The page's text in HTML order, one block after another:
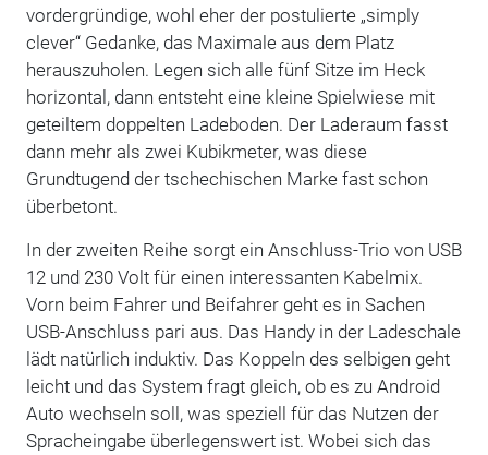
vordergründige, wohl eher der postulierte „simply
clever“ Gedanke, das Maximale aus dem Platz
herauszuholen. Legen sich alle fünf Sitze im Heck
horizontal, dann entsteht eine kleine Spielwiese mit
geteiltem doppelten Ladeboden. Der Laderaum fasst
dann mehr als zwei Kubikmeter, was diese
Grundtugend der tschechischen Marke fast schon
überbetont.
In der zweiten Reihe sorgt ein Anschluss-Trio von USB
12 und 230 Volt für einen interessanten Kabelmix.
Vorn beim Fahrer und Beifahrer geht es in Sachen
USB-Anschluss pari aus. Das Handy in der Ladeschale
lädt natürlich induktiv. Das Koppeln des selbigen geht
leicht und das System fragt gleich, ob es zu Android
Auto wechseln soll, was speziell für das Nutzen der
Spracheingabe überlegenswert ist. Wobei sich das